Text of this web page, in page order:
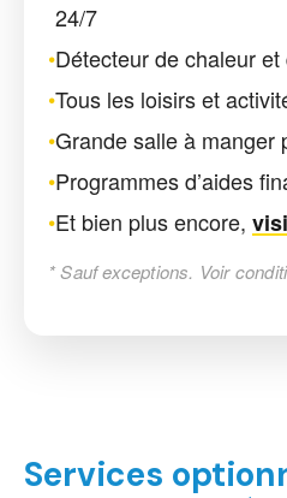
24/7
•Détecteur de chaleur
•Tous les loisirs et
•Grande salle à manger
•Programmes d’aides
•Et bien plus encore,
* Sauf exceptions. Voir
Services